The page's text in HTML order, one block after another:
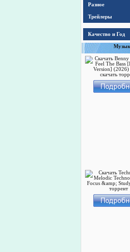
Разное
Трейлеры
Качество и Год